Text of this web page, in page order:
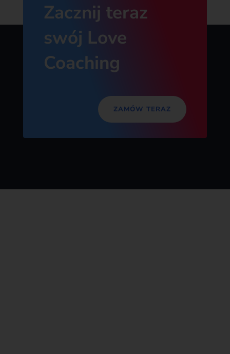
Zacznij teraz
swój Love
Coaching
ZAMÓW TERAZ